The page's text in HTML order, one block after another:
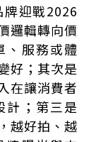
迎戰2026
邏輯轉向價
、服務或體
好；其次是
在讓消費者
計；第三是
越好拍、越